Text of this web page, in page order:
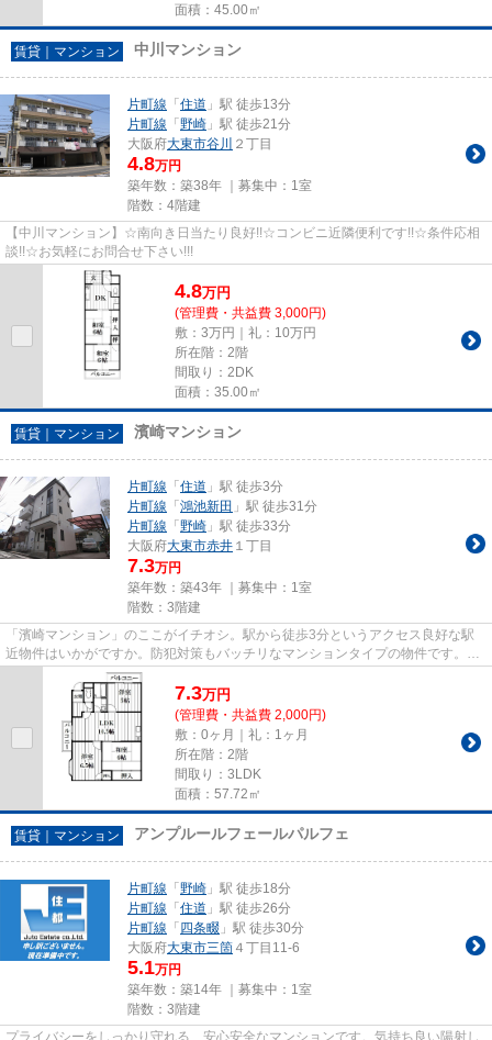
面積：45.00㎡
賃貸｜マンション 中川マンション
片町線 「 住道 」駅 徒歩13分
片町線 「 野崎 」駅 徒歩21分
大阪府大東市谷川 ２丁目
4.8万円
築年数：築38年 ｜募集中： 1室
階数：4階建
【中川マンション】☆南向き日当たり良好!!☆コンビニ近隣便利です!!☆条件応相
談!!☆お気軽にお問合せ下さい!!!
4.8万円
(管理費・共益費 3,000円)
敷：3万円｜礼：10万円
所在階：2階
間取り：2DK
面積：35.00㎡
賃貸｜マンション 濱崎マンション
片町線 「 住道 」駅 徒歩3分
片町線 「 鴻池新田 」駅 徒歩31分
片町線 「 野崎 」駅 徒歩33分
大阪府大東市赤井 １丁目
7.3万円
築年数：築43年 ｜募集中： 1室
階数：3階建
「濱崎マンション」のここがイチオシ。駅から徒歩3分というアクセス良好な駅
近物件はいかがですか。防犯対策もバッチリなマンションタイプの物件です。当
社は大東市エリアに特化し、多...
7.3万円
(管理費・共益費 2,000円)
敷：0ヶ月｜礼：1ヶ月
所在階：2階
間取り：3LDK
面積：57.72㎡
賃貸｜マンション アンプルールフェールパルフェ
片町線 「 野崎 」駅 徒歩18分
片町線 「 住道 」駅 徒歩26分
片町線 「 四条畷 」駅 徒歩30分
大阪府大東市三箇 ４丁目11-6
5.1万円
築年数：築14年 ｜募集中： 1室
階数：3階建
プライバシーをしっかり守れる、安心安全なマンションです。気持ち良い陽射し